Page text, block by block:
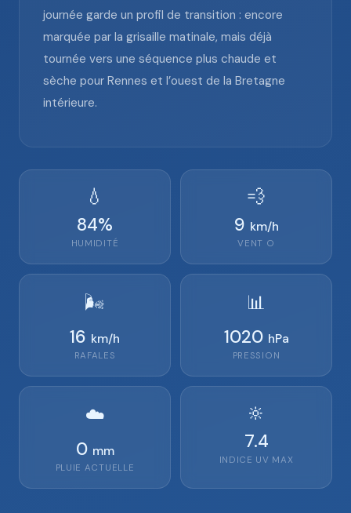
journée garde un profil de transition : encore
marquée par la grisaille matinale, mais déjà
tournée vers une séquence plus chaude et
sèche pour Rennes et l’ouest de la Bretagne
intérieure.
💧
84%
HUMIDITÉ
💨
9 km/h
VENT O
🌬️
16 km/h
RAFALES
📊
1020 hPa
PRESSION
☁️
0 mm
PLUIE ACTUELLE
🔆
7.4
INDICE UV MAX